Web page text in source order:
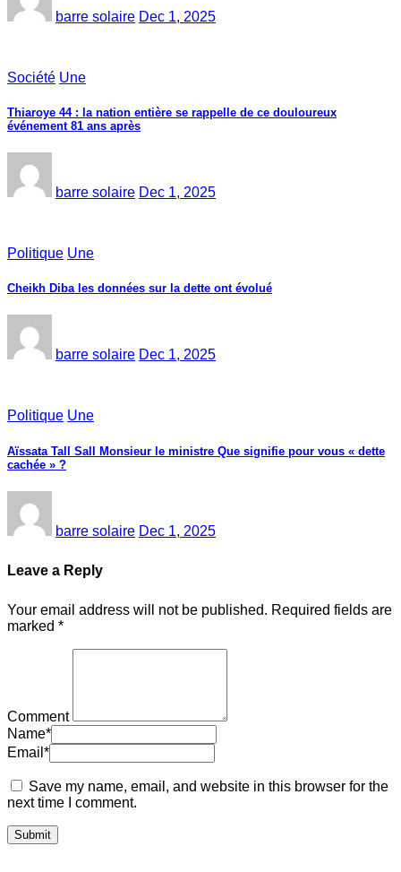
barre solaire Dec 1, 2025
Société Une
Thiaroye 44 : la nation entière se rappelle de ce douloureux
événement 81 ans après
barre solaire Dec 1, 2025
Politique Une
Cheikh Diba les données sur la dette ont évolué
barre solaire Dec 1, 2025
Politique Une
Aïssata Tall Sall Monsieur le ministre Que signifie pour vous « dette
cachée » ?
barre solaire Dec 1, 2025
Leave a Reply
Your email address will not be published. Required fields are
marked *
Comment
Name*
Email *
Save my name, email, and website in this browser for the
next time I comment.